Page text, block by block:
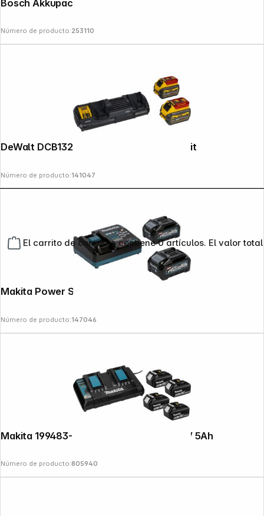
El carrito de compras contiene 0 artículos. El valor
Bosch Akkupack 2x EXBA18V-80
Número de producto:253110
DeWalt DCB132T2-QW Battery Starter Kit
Número de producto:141047
Número de producto:147046
Makita 199483-0 Power Source Kit Li 18V 5Ah
Número de producto:805940